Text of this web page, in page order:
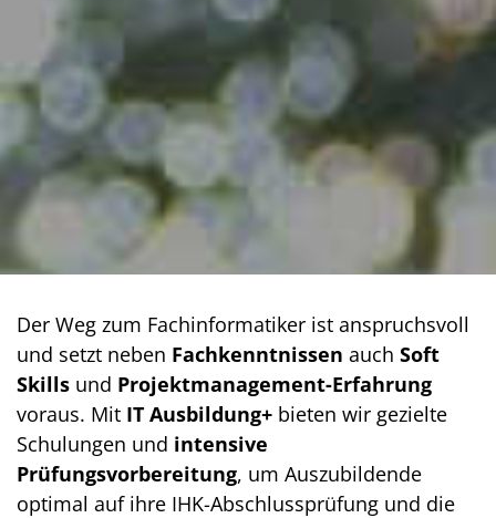
Der Weg zum Fachinformatiker ist anspruchsvoll
und setzt neben Fachkenntnissen auch Soft
Skills und Projektmanagement-Erfahrung
voraus. Mit IT Ausbildung+ bieten wir gezielte
Schulungen und intensive
Prüfungsvorbereitung, um Auszubildende
optimal auf ihre IHK-Abschlussprüfung und die